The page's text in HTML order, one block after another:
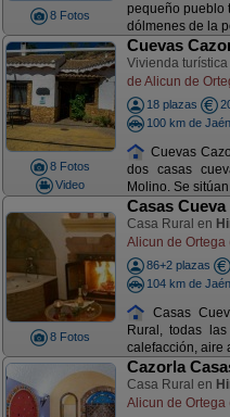
8 Fotos
pequeño pueblo
dólmenes de la
8 Fotos
Video
Cuevas
Vivienda turística
de Alicun de
18 plazas
100 km de Jaén
Cuevas
dos casas
Molino. Se
8 Fotos
Casas
Casa Rural en
Alicun de Ortega
86+2 plazas
104 km de Jaén
Casas
Rural, todas
calefacción, aire
Cazorla
Casa Rural en
Alicun de Ortega